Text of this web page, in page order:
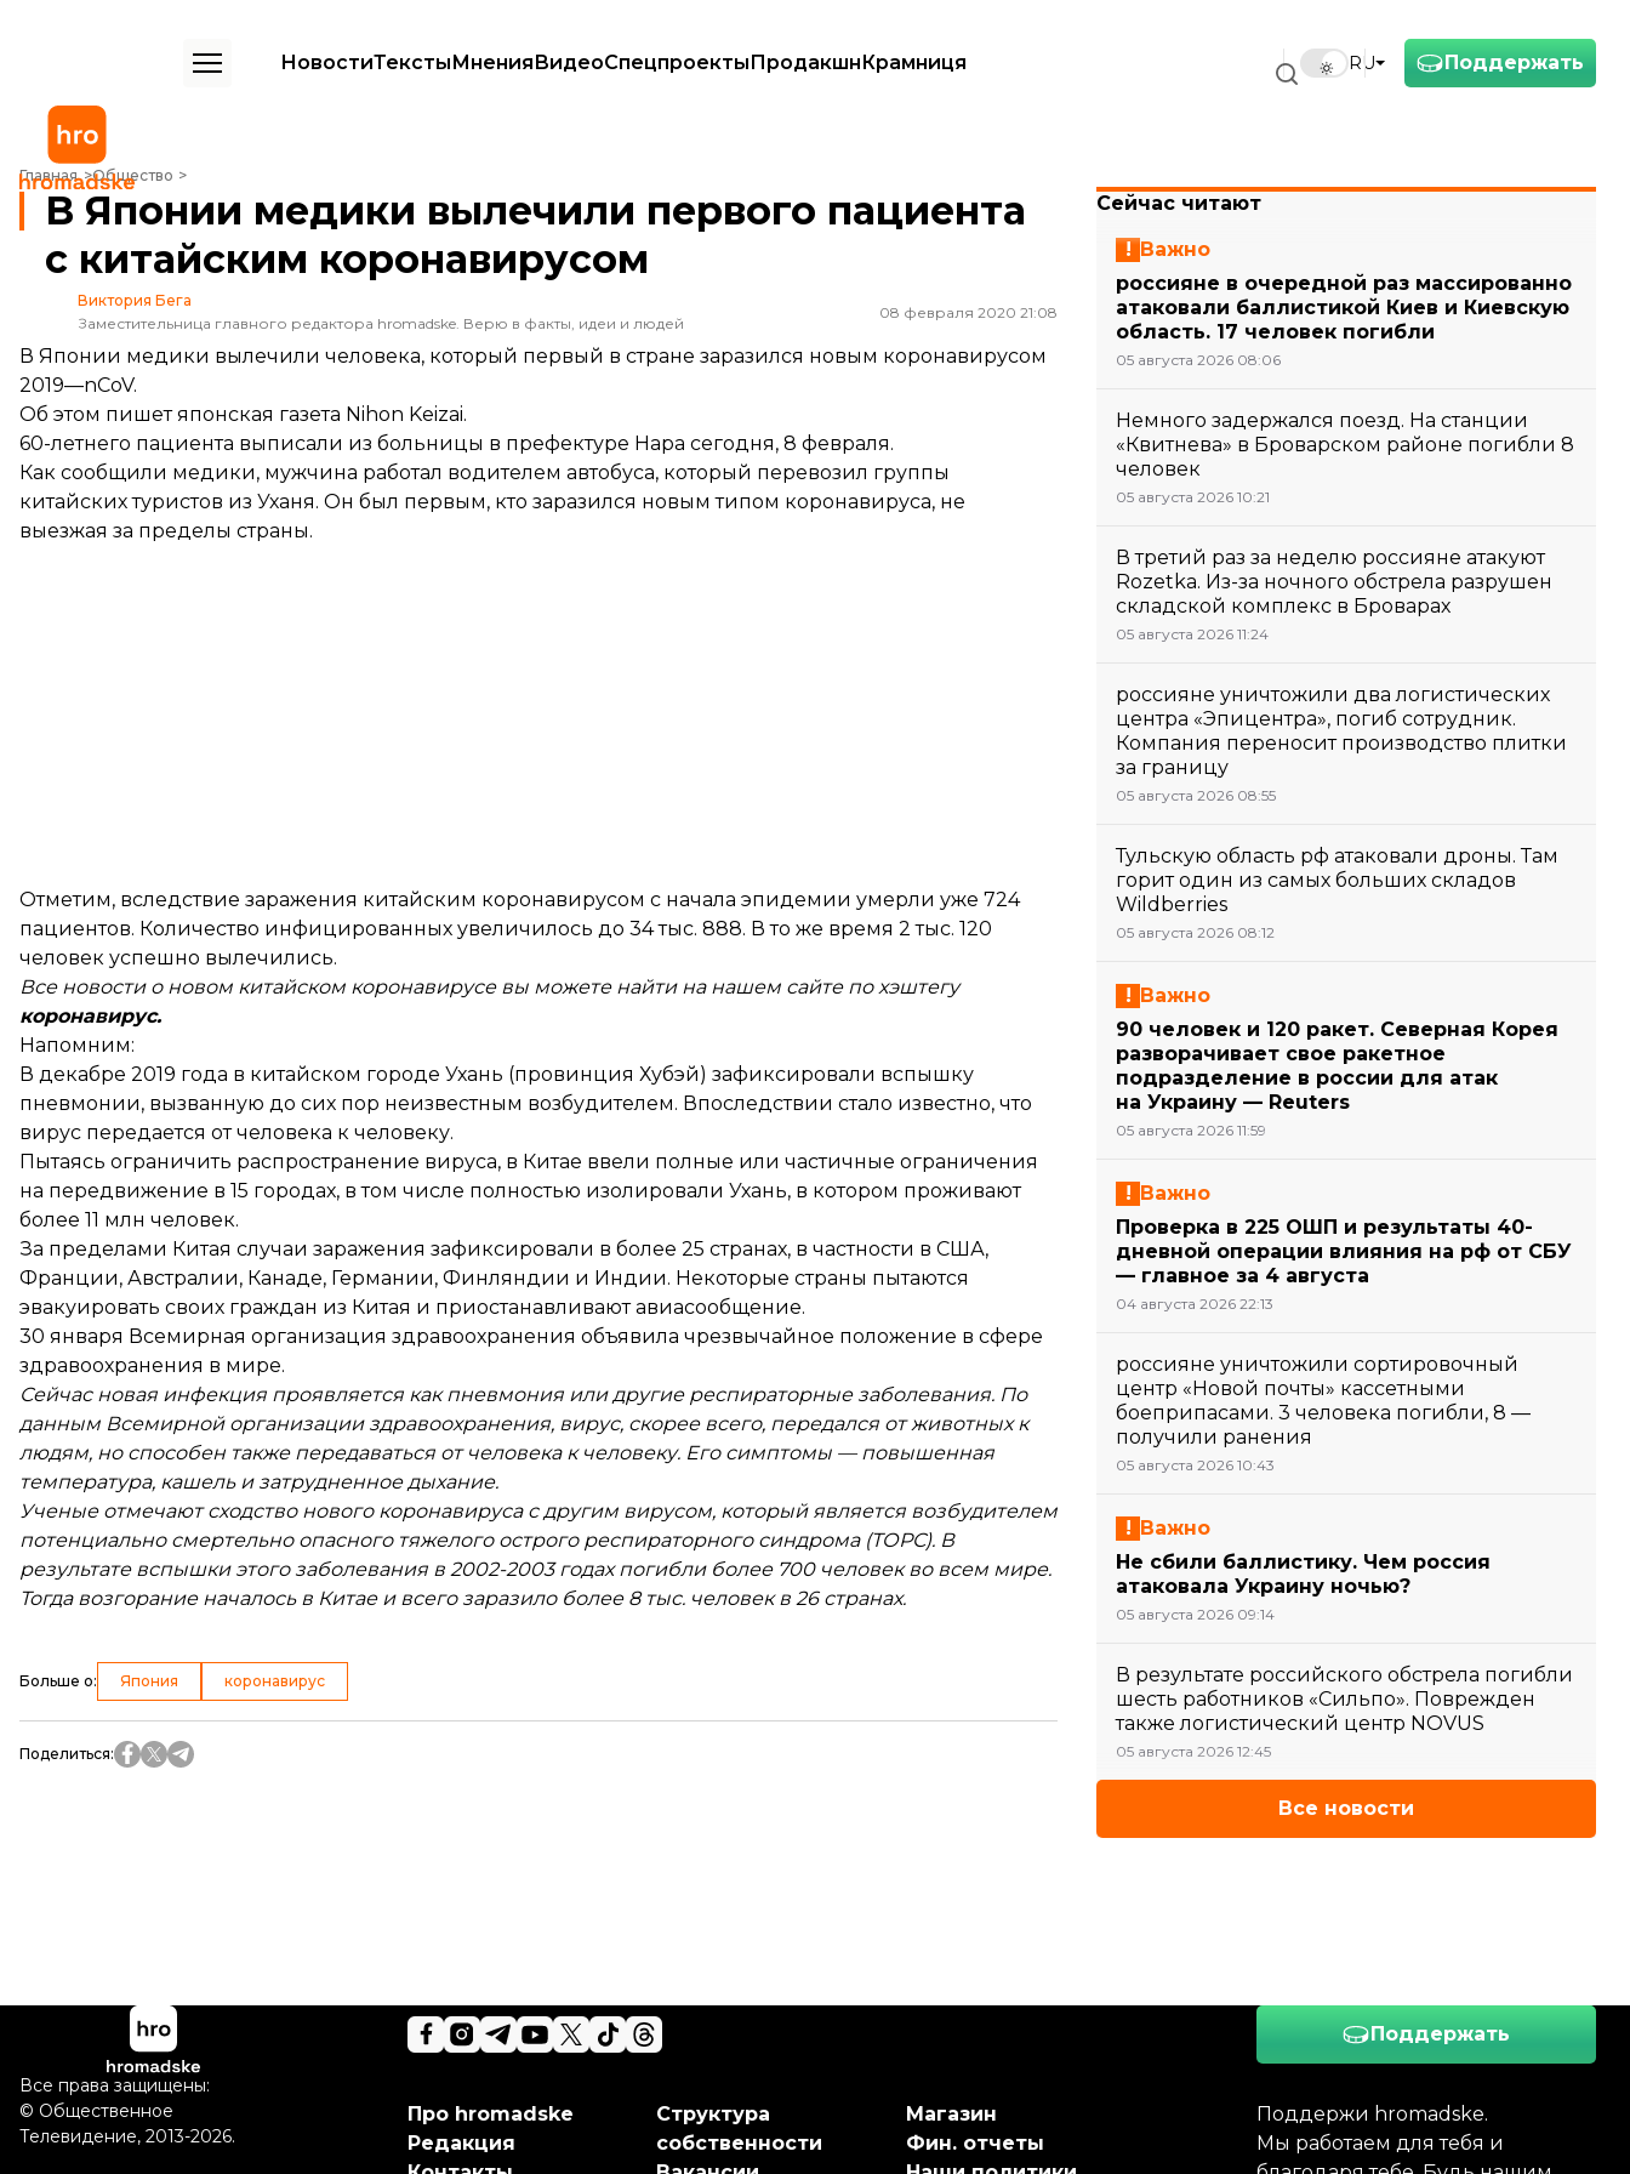
Поддержать
RU
НовостиТекстыМненияВидеоСпецпроектыПродакшнКрамниця
Главная Общество
В Японии медики вылечили первого пациента с китайским коронавирусом
В Японии медики вылечили первого пациента
с китайским коронавирусом
Виктория Бега
Заместительница главного редактора hromadske. Верю в факты, идеи и людей
08 февраля 2020 21:08
В Японии медики вылечили человека, который первый в стране заразился новым коронавирусом
2019—nCoV.
Об этом пишетяпонская газета Nihon Keizai.
60-летнего пациента выписали из больницы в префектуре Нара сегодня, 8 февраля.
Как сообщили медики, мужчина работал водителем автобуса, который перевозил группы
китайских туристов из Уханя. Он был первым, кто заразился новым типом коронавируса, не
выезжая за пределы страны.
Отметим, вследствие заражения китайским коронавирусом с начала эпидемии умерли уже 724
пациентов. Количество инфицированных увеличилось до 34 тыс. 888. В то же время 2 тыс. 120
человек успешно вылечились.
Все новости о новом китайском коронавирусе вы можете найти на нашем сайте по хэштегу
коронавирус.
Напомним:
В декабре 2019 года в китайском городе Ухань (провинция Хубэй) зафиксировали вспышку
пневмонии, вызванную до сих пор неизвестным возбудителем. Впоследствии стало известно, что
вирус передается от человека к человеку.
Пытаясь ограничить распространение вируса, в Китае ввели полные или частичные ограничения
на передвижение в 15 городах, в том числе полностью изолировали Ухань, в котором проживают
более 11 млн человек.
За пределами Китая случаи заражения зафиксировали в более 25 странах, в частности в США,
Франции, Австралии, Канаде, Германии, Финляндии и Индии. Некоторые страны пытаются
эвакуировать своих граждан из Китая и приостанавливают авиасообщение.
30 января Всемирная организация здравоохранения объявила чрезвычайное положение в сфере
здравоохранения в мире.
Сейчас новая инфекция проявляется как пневмония или другие респираторные заболевания. По
данным Всемирной организации здравоохранения, вирус, скорее всего, передался от животных к
людям, но способен также передаваться от человека к человеку. Его симптомы — повышенная
температура, кашель и затрудненное дыхание.
Ученые отмечают сходство нового коронавируса с другим вирусом, который является возбудителем
потенциально смертельно опасного тяжелого острого респираторного синдрома (ТОРС). В
результате вспышки этого заболевания в 2002-2003 годах погибли более 700 человек во всем мире.
Тогда возгорание началось в Китае и всего заразило более 8 тыс. человек в 26 странах.
Больше о: Япония коронавирус
Поделиться:
Сейчас читают
Важно
россияне в очередной раз массированно
атаковали баллистикой Киев и Киевскую
область. 17 человек погибли
05 августа 2026 08:06
Немного задержался поезд. На станции
«Квитнева» в Броварском районе погибли 8
человек
05 августа 2026 10:21
В третий раз за неделю россияне атакуют
Rozetka. Из-за ночного обстрела разрушен
складской комплекс в Броварах
05 августа 2026 11:24
россияне уничтожили два логистических
центра «Эпицентра», погиб сотрудник.
Компания переносит производство плитки
за границу
05 августа 2026 08:55
Тульскую область рф атаковали дроны. Там
горит один из самых больших складов
Wildberries
05 августа 2026 08:12
Важно
90 человек и 120 ракет. Северная Корея
разворачивает свое ракетное
подразделение в россии для атак
на Украину — Reuters
05 августа 2026 11:59
Важно
Проверка в 225 ОШП и результаты 40-
дневной операции влияния на рф от СБУ
— главное за 4 августа
04 августа 2026 22:13
россияне уничтожили сортировочный
центр «Новой почты» кассетными
боеприпасами. 3 человека погибли, 8 —
получили ранения
05 августа 2026 10:43
Важно
Не сбили баллистику. Чем россия
атаковала Украину ночью?
05 августа 2026 09:14
В результате российского обстрела погибли
шесть работников «Сильпо». Поврежден
также логистический центр NOVUS
05 августа 2026 12:45
Все новости
Поддержать
Поддержи hromadske.
Мы работаем для тебя и
Про hromadske
Редакция
Структура
собственности
Магазин
Фин. отчеты
Все права защищены:
© Общественное
Телевидение, 2013-2026.